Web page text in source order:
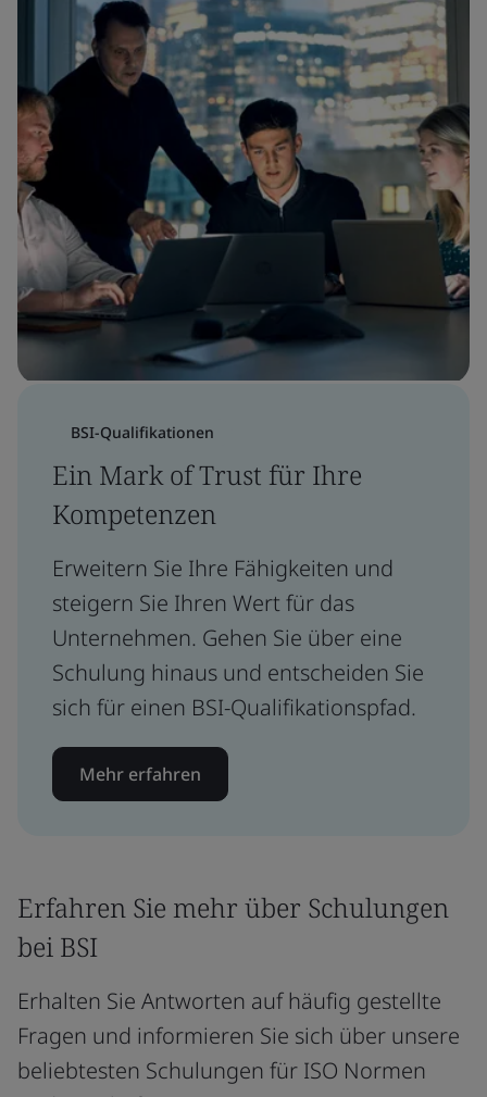
BSI-Qualifikationen
Ein Mark of Trust für Ihre
Kompetenzen
Erweitern Sie Ihre Fähigkeiten und
steigern Sie Ihren Wert für das
Unternehmen. Gehen Sie über eine
Schulung hinaus und entscheiden Sie
sich für einen BSI-Qualifikationspfad.
Mehr erfahren
Erfahren Sie mehr über Schulungen
bei BSI
Erhalten Sie Antworten auf häufig gestellte
Fragen und informieren Sie sich über unsere
beliebtesten Schulungen für ISO Normen